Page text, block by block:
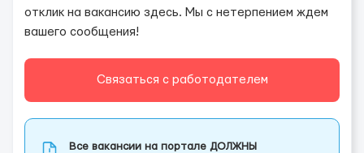
отклик на вакансию здесь. Мы с нетерпением ждем
вашего сообщения!
Связаться с работодателем
Все вакансии на портале ДОЛЖНЫ